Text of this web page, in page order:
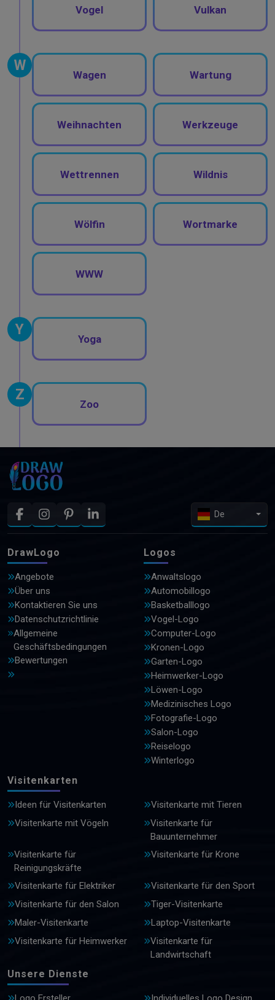
Vogel Vulkan
W
Wagen Wartung
Weihnachten Werkzeuge
Wettrennen Wildnis
Wölfin Wortmarke
WWW
Y
Yoga
Z
Zoo
De
DrawLogo
Angebote
Über uns
Kontaktieren Sie uns
Datenschutzrichtlinie
Allgemeine
Geschäftsbedingungen
Bewertungen
Logos
Anwaltslogo
Automobillogo
Basketballlogo
Vogel-Logo
Computer-Logo
Kronen-Logo
Garten-Logo
Heimwerker-Logo
Löwen-Logo
Medizinisches Logo
Fotografie-Logo
Salon-Logo
Reiselogo
Winterlogo
Visitenkarten
Ideen für Visitenkarten
Visitenkarte mit Tieren
Visitenkarte mit Vögeln
Visitenkarte für
Bauunternehmer
Visitenkarte für
Reinigungskräfte
Visitenkarte für Krone
Visitenkarte für Elektriker
Visitenkarte für den Sport
Visitenkarte für den Salon
Tiger-Visitenkarte
Maler-Visitenkarte
Laptop-Visitenkarte
Visitenkarte für Heimwerker
Visitenkarte für
Landwirtschaft
Unsere Dienste